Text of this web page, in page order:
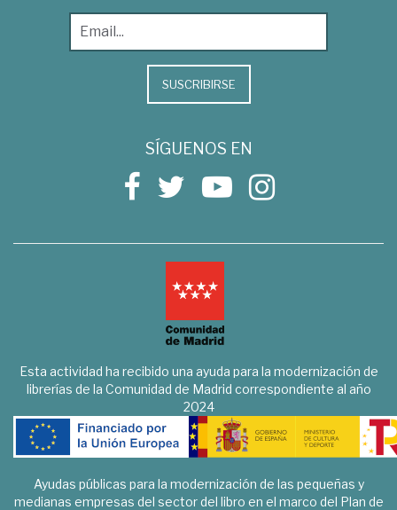
SUSCRIBIRSE
SÍGUENOS EN
Esta actividad ha recibido una ayuda para la modernización de
librerías de la Comunidad de Madrid correspondiente al año
2024
Ayudas públicas para la modernización de las pequeñas y
medianas empresas del sector del libro en el marco del Plan de